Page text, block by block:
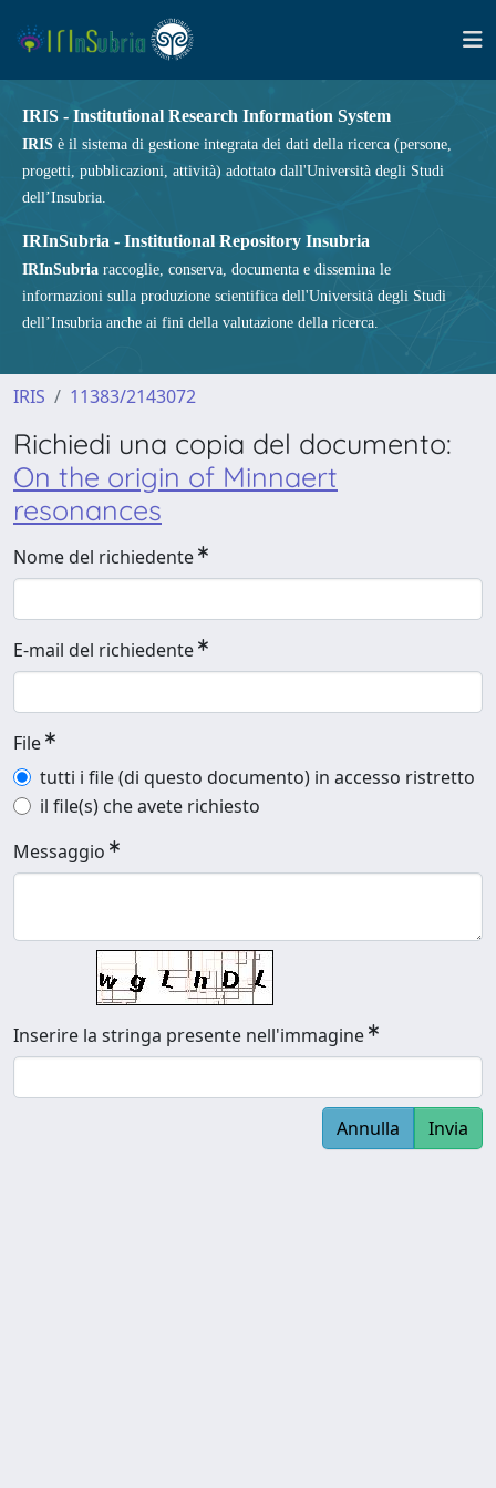
IRIS - Institutional Research Information System
IRIS è il sistema di gestione integrata dei dati della ricerca (persone,
progetti, pubblicazioni, attività) adottato dall'Università degli Studi
dell’Insubria.
IRInSubria - Institutional Repository Insubria
IRInSubria raccoglie, conserva, documenta e dissemina le
informazioni sulla produzione scientifica dell'Università degli Studi
dell’Insubria anche ai fini della valutazione della ricerca.
IRIS 11383/2143072
Richiedi una copia del documento:
On the origin of Minnaert
resonances
Nome del richiedente
E-mail del richiedente
File
tutti i file (di questo documento) in accesso ristretto
il file(s) che avete richiesto
Messaggio
Inserire la stringa presente nell'immagine
Annulla Invia